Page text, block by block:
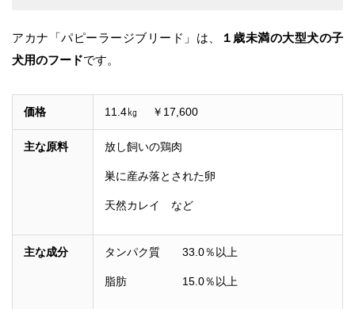
アカナ「パピーラージブリード」は、 １歳未満の大型犬の子
犬用のフードです。
価格 11.4㎏ ￥17,600
主な原料 放し飼いの鶏肉
巣に産み落とされた卵
天然カレイ など
主な成分 タンパク質 33.0％以上
脂肪 15.0％以上